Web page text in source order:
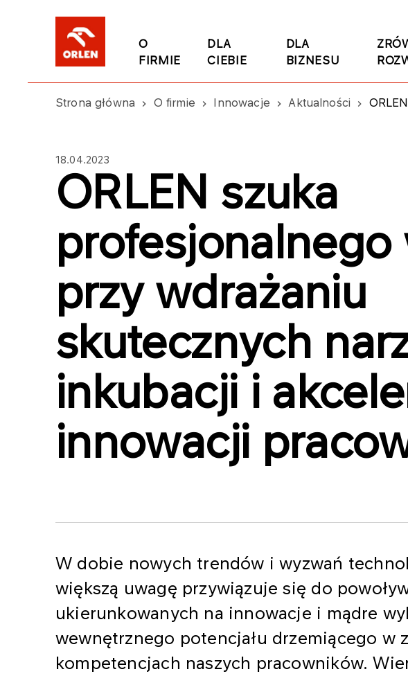
O
FIRMIE
DLA
CIEBIE
DLA
BIZNESU
Strona główna O firmie Innowacje Aktualności ORLEN
18.04.2023
ORLEN szuka
profesjonalnego
przy wdrażaniu
skutecznych
inkubacji i
innowacji
W dobie nowych trendów i wyzwań
większą uwagę przywiązuje się do
ukierunkowanych na innowacje i mądre
wewnętrznego potencjału drzemiącego w
kompetencjach naszych pracowników.